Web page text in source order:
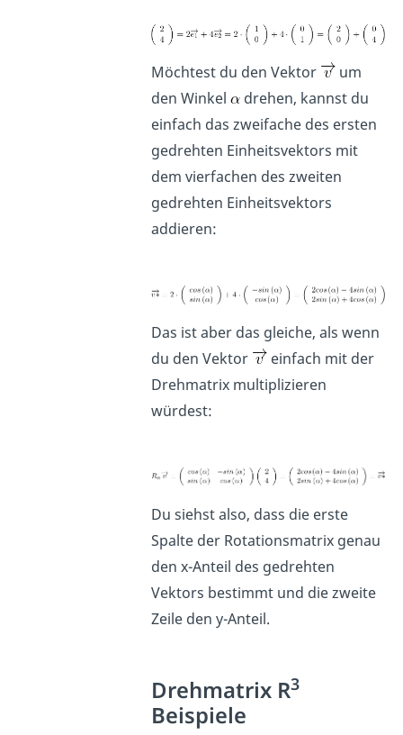
Möchtest du den Vektor
um
den Winkel
drehen, kannst du
einfach das zweifache des ersten
gedrehten Einheitsvektors mit
dem vierfachen des zweiten
gedrehten Einheitsvektors
addieren:
Das ist aber das gleiche, als wenn
du den Vektor
einfach mit der
Drehmatrix multiplizieren
würdest:
Du siehst also, dass die erste
Spalte der Rotationsmatrix genau
den x-Anteil des gedrehten
Vektors bestimmt und die zweite
Zeile den y-Anteil.
Drehmatrix R3
Beispiele